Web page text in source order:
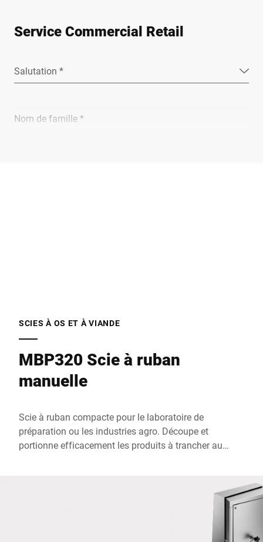
Service Commercial Retail
Salutation *
Nom de famille *
Code postal *
Pays *
SCIES À OS ET À VIANDE
MBP320 Scie à ruban
manuelle
Scie à ruban compacte pour le laboratoire de
préparation ou les industries agro. Découpe et
portionne efficacement les produits à trancher au